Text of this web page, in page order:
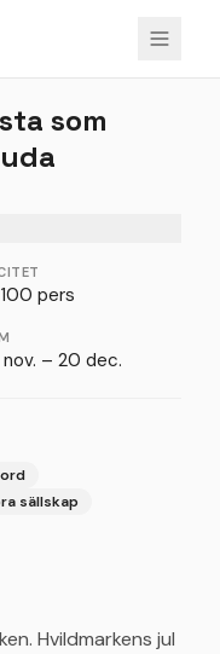
1/
som
100 pers
– 20 dec.
sällskap
Hvildmarkens jul